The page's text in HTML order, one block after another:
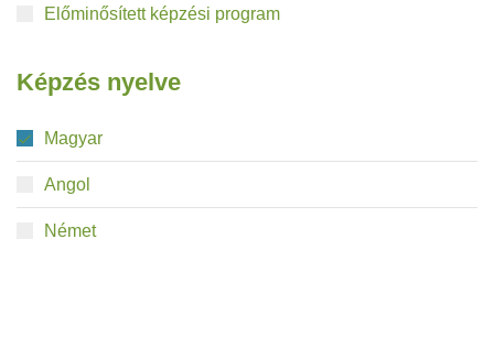
Előminősített képzési program
Képzés nyelve
Magyar
Angol
Német